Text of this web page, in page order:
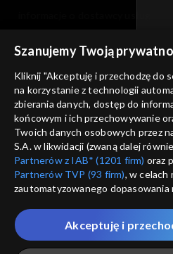
Szanujemy Twoją
Kliknij "Akceptuję i przechodzę do
na korzystanie z technologii
zbierania danych, dostęp do
końcowym i ich przechowywanie
Twoich danych osobowych przez
S.A. w likwidacji (zwaną dalej
Partnerów z IAB* (1201 firm) oraz
Partnerów TVP (93 firm), w celach
zautomatyzowanego dopasowania
które wskazujemy poniżej, a także
przez nas identyfikatora PPID do
Twoje dane osobowe zbierane
Akceptuję i